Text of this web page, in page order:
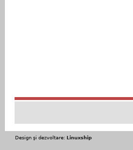
Design şi dezvoltare: Linuxship